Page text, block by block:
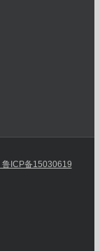
鲁ICP备15030619